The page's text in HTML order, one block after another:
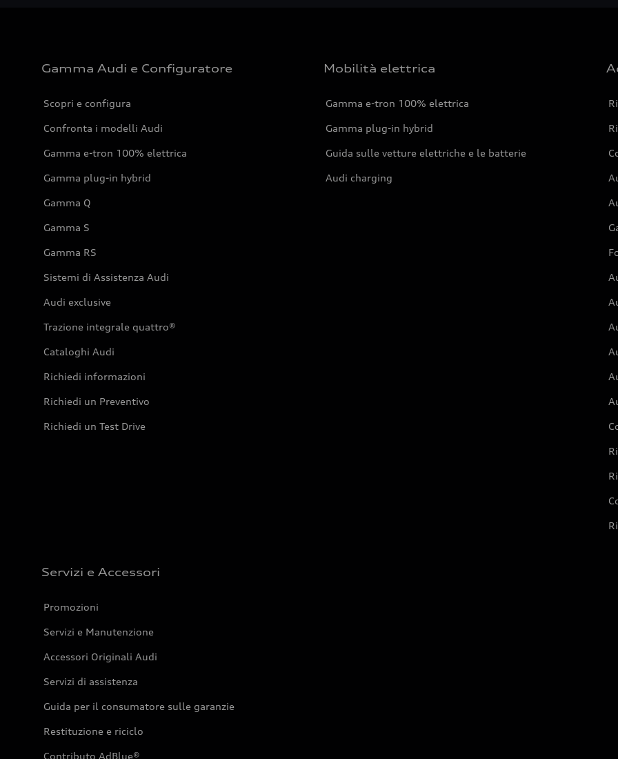
Gamma Audi e Configuratore
Scopri e configura
Confronta i modelli Audi
Gamma e-tron 100% elettrica
Gamma plug-in hybrid
Gamma Q
Gamma S
Gamma RS
Sistemi di Assistenza Audi
Audi exclusive
Trazione integrale quattro®
Cataloghi Audi
Richiedi informazioni
Richiedi un Preventivo
Richiedi un Test Drive
Mobilità elettrica
Gamma e-tron 100% elettrica
Gamma plug-in hybrid
Guida sulle vetture elettriche e le batterie
Audi charging
Servizi e Accessori
Promozioni
Servizi e Manutenzione
Accessori Originali Audi
Servizi di assistenza
Guida per il consumatore sulle garanzie
Restituzione e riciclo
Contributo AdBlue®